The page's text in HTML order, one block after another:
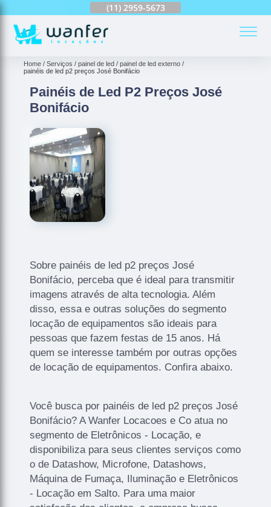
(11) 2959-5673
Home Serviços painel de led
painel de led externo
painéis de led p2 preços José Bonifácio
Painéis de Led P2 Preços José
Bonifácio
Sobre painéis de led p2 preços José
Bonifácio, perceba que é ideal para transmitir
imagens através de alta tecnologia. Além
disso, essa e outras soluções do segmento
locação de equipamentos são ideais para
pessoas que fazem festas de 15 anos. Há
quem se interesse também por outras opções
de locação de equipamentos. Confira abaixo.
Você busca por painéis de led p2 preços José
Bonifácio? A Wanfer Locacoes e Co atua no
segmento de Eletrônicos - Locação, e
disponibiliza para seus clientes serviços como
o de Datashow, Microfone, Datashows,
Máquina de Fumaça, Iluminação e Eletrônicos
- Locação em Salto. Para uma maior